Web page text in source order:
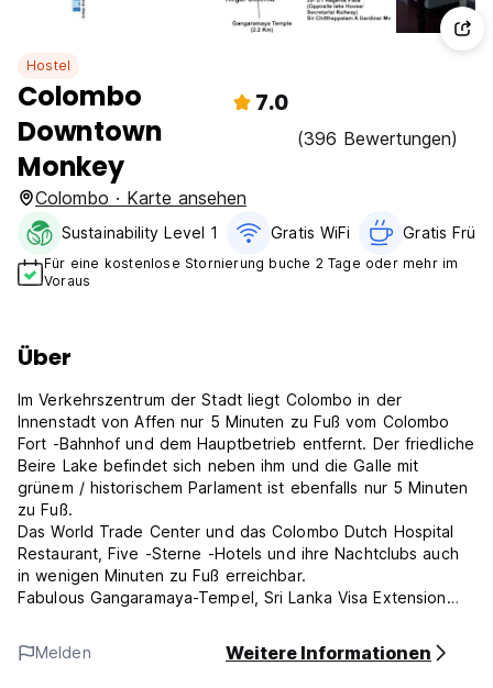
Hostel
Colombo
Downtown
Monkey
7.0
(396 Bewertungen)
Colombo · Karte ansehen
Sustainability Level 1 Gratis WiFi Gratis
Für eine kostenlose Stornierung buche 2 Tage oder mehr im
Voraus
Über
Im Verkehrszentrum der Stadt liegt Colombo in der
Innenstadt von Affen nur 5 Minuten zu Fuß vom Colombo
Fort -Bahnhof und dem Hauptbetrieb entfernt. Der friedliche
Beire Lake befindet sich neben ihm und die Galle mit
grünem / historischem Parlament ist ebenfalls nur 5 Minuten
zu Fuß.
Das World Trade Center und das Colombo Dutch Hospital
Restaurant, Five -Sterne -Hotels und ihre Nachtclubs auch
in wenigen Minuten zu Fuß erreichbar.
Fabulous Gangaramaya-Tempel, Sri Lanka Visa Extension
(Nationalmuseum) befindet sich am billigen Tuktuk Ride {2-4
km entfernt}.
Melden Weitere Informationen